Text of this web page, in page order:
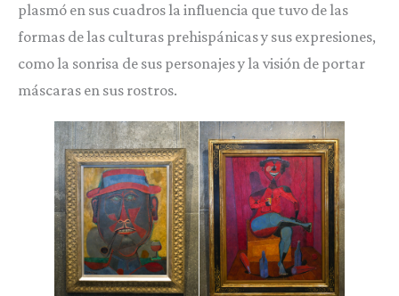
plasmó en sus cuadros la influencia que tuvo de las
formas de las culturas prehispánicas y sus expresiones,
como la sonrisa de sus personajes y la visión de portar
máscaras en sus rostros.